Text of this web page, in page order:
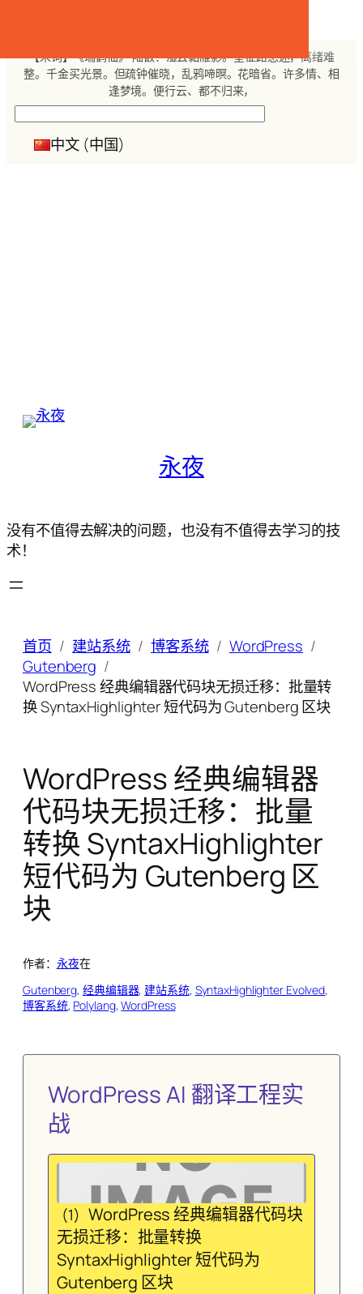
内 【宋词】《瑞鹤仙》 陆叡：湿云黏雁影。望征路愁迷，离绪难
整。千金买光景。但疏钟催晓，乱鸦啼暝。花暗省。许多情、相
逢梦境。便行云、都不归来，
中文 (中国)
永夜
没有不值得去解决的问题，也没有不值得去学习的技
术！
首页 建站系统 博客系统
WordPress
Gutenberg
WordPress 经典编辑器代码块无损迁移：批量转
换 SyntaxHighlighter 短代码为 Gutenberg 区块
WordPress 经典编辑器
代码块无损迁移：批量
转换 SyntaxHighlighter
短代码为 Gutenberg 区
块
作者： 永夜在
Gutenberg, 经典编辑器, 建站系统, SyntaxHighlighter Evolved
博客系统, Polylang, WordPress
WordPress AI 翻译工程实
战
(1) WordPress 经典编辑器代码块
无损迁移：批量转换
SyntaxHighlighter 短代码为
Gutenberg 区块